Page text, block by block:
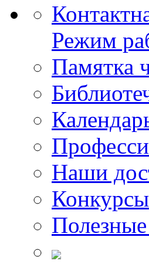
Режим
Памятка
Наши
Конкурсы